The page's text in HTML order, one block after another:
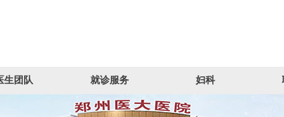
生团队 就诊服务 妇科